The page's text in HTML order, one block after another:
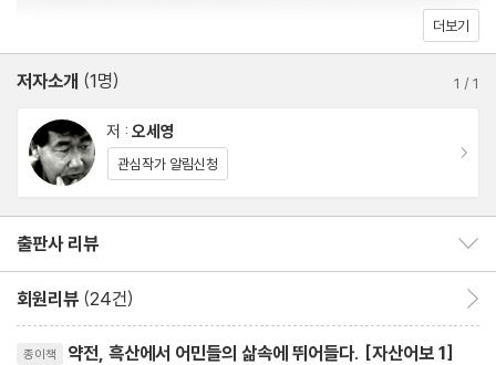
격동기 조선사회의 이면을 주된 배경으로 하면서 탄탄한 구성과 흥
미진진한 에피소드의 결합을 통해 감동적인 한 편의 드라마를 보여
주는 《자산어보》는 동시에 절망적인 상황에서도 희망을 놓지 않고
신념을 지키는 실천하는 지식인인 정약전을 통해 오늘날 우리에게
더보기
저자소개 (1명) 1 /1
저 : 오세영
관심작가 알림신청
출판사 리뷰
회원리뷰 (24건)
종이책 약전, 흑산에서 어민들의 삶속에 뛰어들다. [자산어보 1]